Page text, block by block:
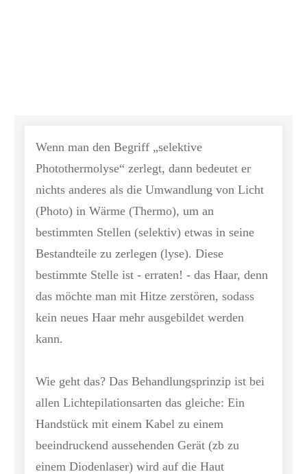
Wenn man den Begriff „selektive
Photothermolyse“ zerlegt, dann bedeutet er
nichts anderes als die Umwandlung von Licht
(Photo) in Wärme (Thermo), um an
bestimmten Stellen (selektiv) etwas in seine
Bestandteile zu zerlegen (lyse). Diese
bestimmte Stelle ist - erraten! - das Haar, denn
das möchte man mit Hitze zerstören, sodass
kein neues Haar mehr ausgebildet werden
kann.
Wie geht das? Das Behandlungsprinzip ist bei
allen Lichtepilationsarten das gleiche: Ein
Handstück mit einem Kabel zu einem
beeindruckend aussehenden Gerät (zb zu
einem Diodenlaser) wird auf die Haut